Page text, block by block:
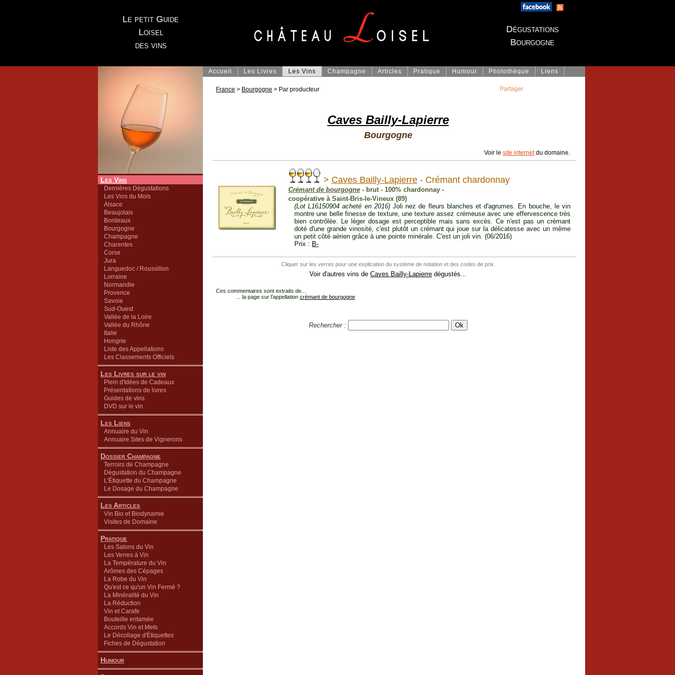
Le petit Guide
Loisel
des vins
Dégustations
Bourgogne
Les Vins
Dernières Dégustations
Les Vins du Mois
Alsace
Beaujolais
Bordeaux
Bourgogne
Champagne
Charentes
Corse
Jura
Languedoc / Roussillon
Lorraine
Normandie
Provence
Savoie
Sud-Ouest
Vallée de la Loire
Vallée du Rhône
Italie
Hongrie
Liste des Appellations
Les Classements Officiels
Les Livres sur le vin
Plein d'Idées de Cadeaux
Présentations de livres
Guides de vins
DVD sur le vin
Les Liens
Annuaire du Vin
Annuaire Sites de Vignerons
Dossier Champagne
Terroirs de Champagne
Dégustation du Champagne
L'Étiquette du Champagne
Le Dosage du Champagne
Les Articles
Vin Bio et Biodynamie
Visites de Domaine
Pratique
Les Salons du Vin
Les Verres à Vin
La Température du Vin
Arômes des Cépages
La Robe du Vin
Qu'est ce qu'un Vin Fermé ?
La Minéralité du Vin
La Réduction
Vin et Carafe
Bouteille entamée
Accords Vin et Mets
Le Décollage d'Étiquettes
Fiches de Dégustation
Humour
Accueil Les Livres Les Vins Champagne Articles Pratique Humour Photothèque Liens
France > Bourgogne > Par producteur
Caves Bailly-Lapierre
Bourgogne
Voir le site internetdu domaine.
> Caves Bailly-Lapierre - Crémant chardonnay
Crémant de bourgogne - brut - 100% chardonnay -
coopérative à Saint-Bris-le-Vineux (89)
(Lot L16150904 acheté en 2016)Joli nez de fleurs blanches et d'agrumes. En bouche, le vin
montre une belle finesse de texture, une texture assez crémeuse avec une effervescence très
bien contrôlée. Le léger dosage est perceptible mais sans excès. Ce n'est pas un crémant
doté d'une grande vinosité, c'est plutôt un crémant qui joue sur la délicatesse avec un même
un petit côté aérien grâce à une pointe minérale. C'est un joli vin. (06/2016)
Prix : B-
Cliquer sur les verres pour une explication du système de notation et des codes de prix.
Voir d'autres vins de Caves Bailly-Lapierre dégustés...
Ces commentaires sont extraits de...
... la page sur l'appellation crémant de bourgogne
Rechercher :
Partager